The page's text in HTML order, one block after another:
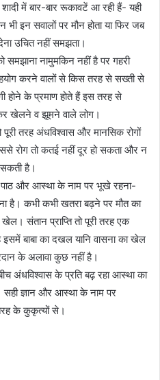
में बार-बार रूकावटें आ रही हैं- यही
इन सवालों पर मौन होता या फिर जब
उचित नहीं समझता।
नामुमकिन नहीं है पर गहरी
करने वालों से किस तरह से सख्ती से
होने के प्रमाण होते हैं इस तरह से
खेलने व झूमने वाले लोग।
पूरी तरह अंधविश्वास और मानसिक रोगों
रोग तो कतई नहीं दूर हो सकता और न
सकती है।
और आस्था के नाम पर भूखे रहना-
है। कभी कभी खतरा बढ़ने पर मौत का
संतान प्राप्ति तो पूरी तरह एक
इसमें बाबा का दखल यानि वासना का खेल
के अलावा कुछ नहीं है।
अंधविश्वास के प्रति बढ़ रहा आस्था का
ज्ञान और आस्था के नाम पर
के कुकृत्यों से।